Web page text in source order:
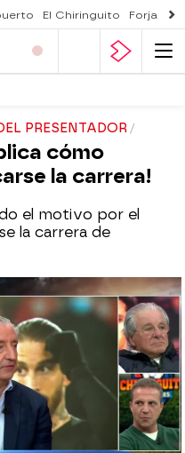
El Chiringuito Forjado
PRESENTADOR
cómo
la carrera!
el motivo por el
la carrera de